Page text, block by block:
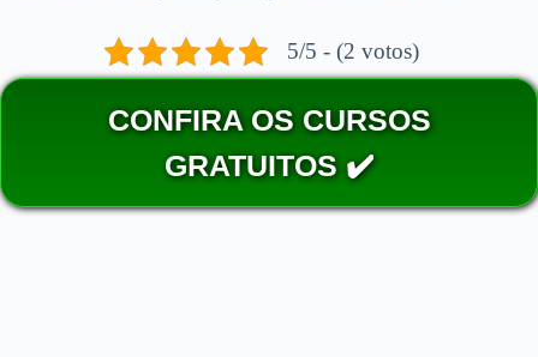
5/5 - (2 votos)
CONFIRA OS CURSOS
GRATUITOS ✔️